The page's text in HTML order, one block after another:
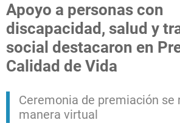
Apoyo a personas con
discapacidad, salud y
social destacaron en
Calidad de Vida
Ceremonia de premiación se
manera virtual